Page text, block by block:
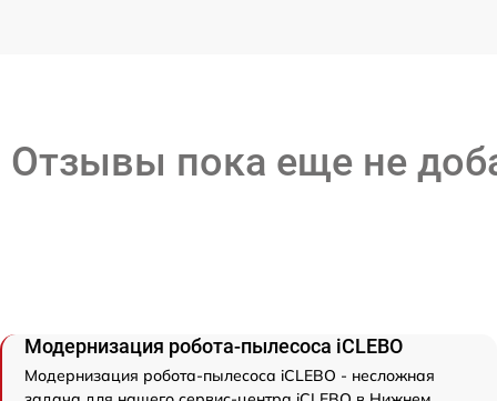
Отзывы пока еще не
Модернизация робота-пылесоса iCLEBO
Модернизация робота-пылесоса iCLEBO - несложная